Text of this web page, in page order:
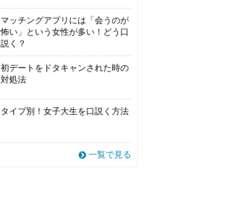
マッチングアプリには「会うのが
怖い」という女性が多い！どう口
説く？
初デートをドタキャンされた時の
対処法
タイプ別！女子大生を口説く方法
一覧で見る